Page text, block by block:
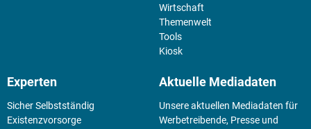
Wirtschaft
Themenwelt
Tools
Kiosk
Experten
Sicher Selbstständig
Existenz­vorsorge
Aktuelle Mediadaten
Unsere aktuellen Mediadaten für
Werbetreibende, Presse und